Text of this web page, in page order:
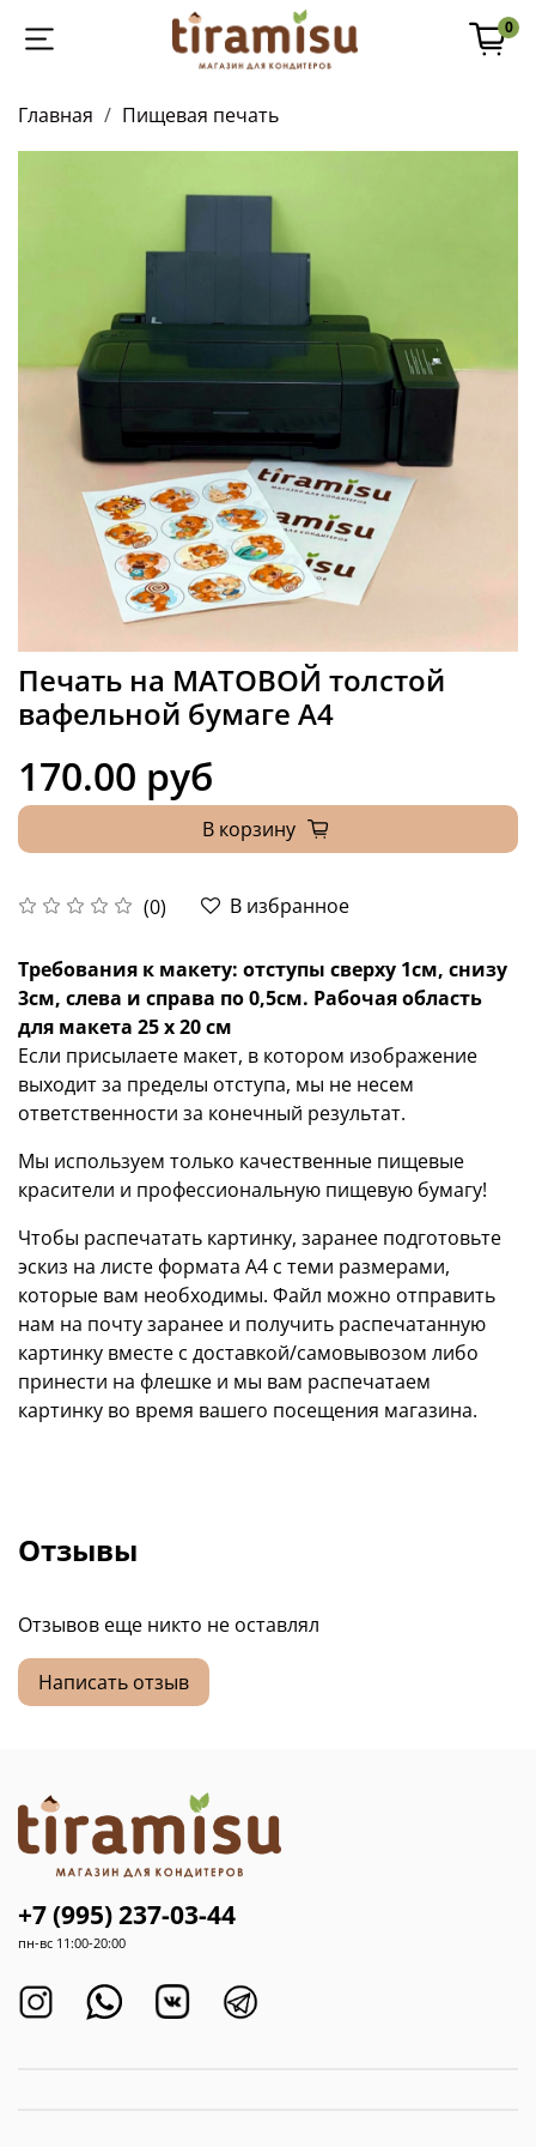
0
Главная Пищевая печать
Печать на МАТОВОЙ толстой
вафельной бумаге А4
(0) В избранное
170.00 руб
В корзину
Требования к макету: отступы сверху 1см, снизу
3см, слева и справа по 0,5см. Рабочая область
для макета 25 х 20 см
Если присылаете макет, в котором изображение
выходит за пределы отступа, мы не несем
ответственности за конечный результат.
Мы используем только качественные пищевые
красители и профессиональную пищевую бумагу!
Чтобы распечатать картинку, заранее подготовьте
эскиз на листе формата А4 с теми размерами,
которые вам необходимы. Файл можно отправить
нам на почту заранее и получить распечатанную
картинку вместе с доставкой/самовывозом либо
принести на флешке и мы вам распечатаем
картинку во время вашего посещения магазина.
Отзывы
Отзывов еще никто не оставлял
Написать отзыв
+7 (995) 237-03-44
пн-вс 11:00-20:00